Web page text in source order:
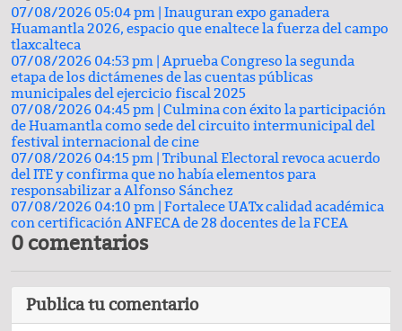
07/08/2026 05:04 pm | Inauguran expo ganadera
Huamantla 2026, espacio que enaltece la fuerza del campo
tlaxcalteca
07/08/2026 04:53 pm | Aprueba Congreso la segunda
etapa de los dictámenes de las cuentas públicas
municipales del ejercicio fiscal 2025
07/08/2026 04:45 pm | Culmina con éxito la participación
de Huamantla como sede del circuito intermunicipal del
festival internacional de cine
07/08/2026 04:15 pm | Tribunal Electoral revoca acuerdo
del ITE y confirma que no había elementos para
responsabilizar a Alfonso Sánchez
07/08/2026 04:10 pm | Fortalece UATx calidad académica
con certificación ANFECA de 28 docentes de la FCEA
0 comentarios
Publica tu comentario